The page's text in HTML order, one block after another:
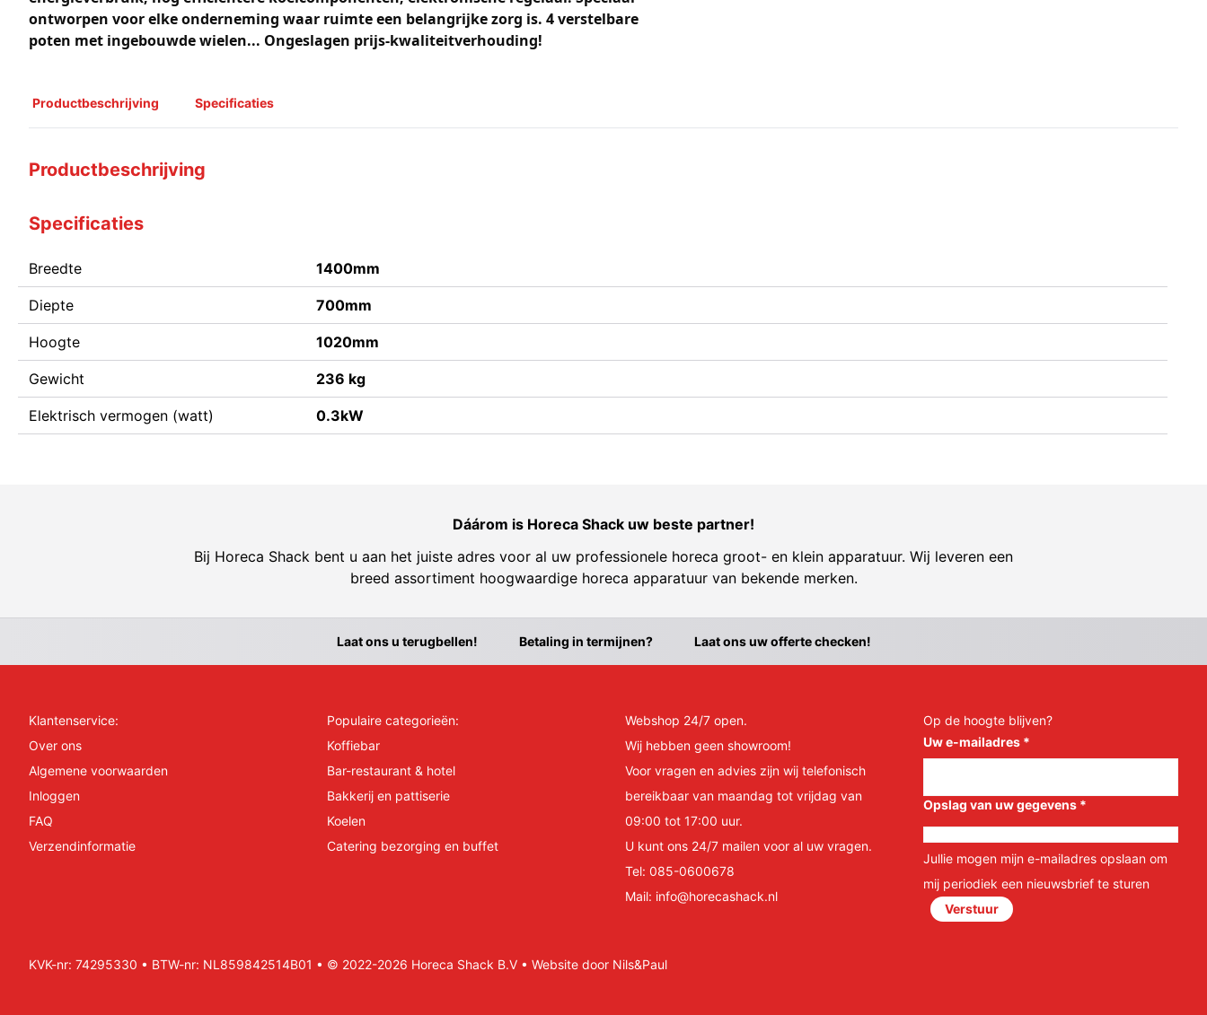
ontworpen voor elke onderneming waar ruimte een belangrijke zorg is. 4 verstelbare
poten met ingebouwde wielen... Ongeslagen prijs-kwaliteitverhouding!
Productbeschrijving Specificaties
Productbeschrijving
Specificaties
Breedte 1400mm
Diepte 700mm
Hoogte 1020mm
Gewicht 236 kg
Elektrisch vermogen (watt) 0.3kW
Dáárom is Horeca Shack uw beste partner!
Bij Horeca Shack bent u aan het juiste adres voor al uw professionele horeca groot- en klein apparatuur. Wij leveren een
breed assortiment hoogwaardige horeca apparatuur van bekende merken.
Laat ons u terugbellen! Betaling in termijnen? Laat ons uw offerte checken!
Klantenservice:
Over ons
Algemene voorwaarden
Inloggen
FAQ
Verzendinformatie
Populaire categorieën:
Koffiebar
Bar-restaurant & hotel
Bakkerij en pattiserie
Koelen
Catering bezorging en buffet
Webshop 24/7 open.
Wij hebben geen showroom!
Voor vragen en advies zijn wij telefonisch
bereikbaar van maandag tot vrijdag van
09:00 tot 17:00 uur.
U kunt ons 24/7 mailen voor al uw vragen.
Tel: 085-0600678
Mail: info@horecashack.nl
Op de hoogte blijven?
Uw e-mailadres *
Opslag van uw gegevens *
Jullie mogen mijn e-mailadres opslaan om
mij periodiek een nieuwsbrief te sturen
Verstuur
KVK-nr: 74295330 • BTW-nr: NL859842514B01 • © 2022-2026 Horeca Shack B.V • Website door Nils&Paul